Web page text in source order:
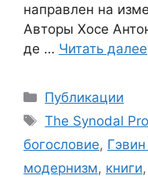
направлен на
Авторы Хосе
де … Читать далее
Рубрики
Публикации
Метки
The Synodal
богословие,
модернизм, книги,